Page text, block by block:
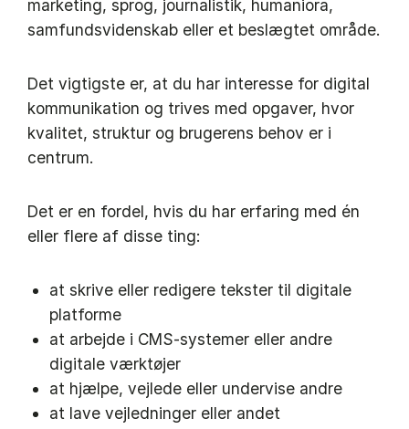
marketing, sprog, journalistik, humaniora,
samfundsvidenskab eller et beslægtet område.
Det vigtigste er, at du har interesse for digital
kommunikation og trives med opgaver, hvor
kvalitet, struktur og brugerens behov er i
centrum.
Det er en fordel, hvis du har erfaring med én
eller flere af disse ting:
at skrive eller redigere tekster til digitale
platforme
at arbejde i CMS-systemer eller andre
digitale værktøjer
at hjælpe, vejlede eller undervise andre
at lave vejledninger eller andet